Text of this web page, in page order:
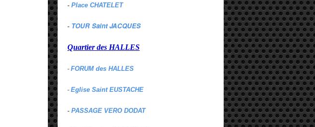
- Place CHATELET
- TOUR Saint JACQUES
Quartier des HALLES
- FORUM des HALLES
- Eglise Saint EUSTACHE
- PASSAGE VERO DODAT